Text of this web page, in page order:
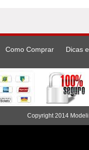
Como Comprar Dicas
Copyright 2014